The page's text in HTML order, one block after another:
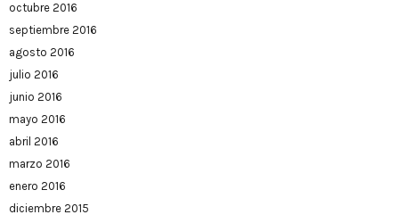
octubre 2016
septiembre 2016
agosto 2016
julio 2016
junio 2016
mayo 2016
abril 2016
marzo 2016
enero 2016
diciembre 2015